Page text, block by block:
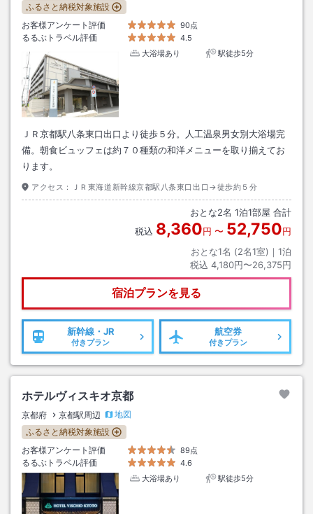
ふるさと納税対象施設
お客様アンケート評価
90点
るるぶトラベル評価
4.5
大浴場あり
駅徒歩5分
ＪＲ京都駅八条東口出口より徒歩５分。人工温泉男女別大浴場完
備。朝食ビュッフェは約７０種類の和洋メニューを取り揃えてお
ります。
アクセス： ＪＲ東海道新幹線京都駅八条東口出口→徒歩約５分
おとな2名 1泊1部屋 合計
税込 8,360円 〜 52,750円
おとな1名 (2名1室)｜ 1泊
税込 4,180円〜26,375円
宿泊プランを見る
新幹線・JR
付きプラン
航空券
付きプラン
ホテルヴィスキオ京都
京都府 京都駅周辺
地図
ふるさと納税対象施設
お客様アンケート評価
89点
るるぶトラベル評価
4.6
大浴場あり
駅徒歩5分